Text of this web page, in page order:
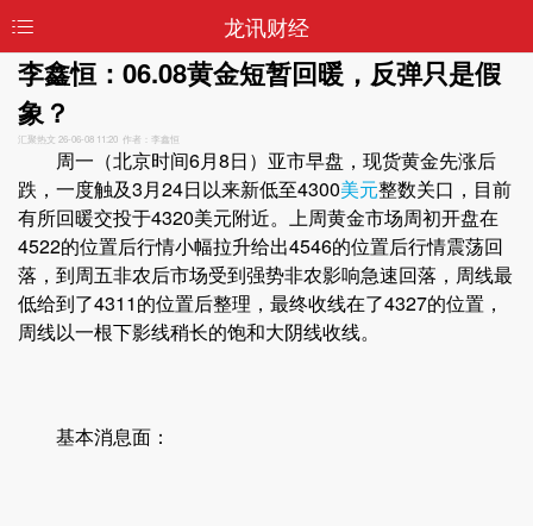
龙讯财经
李鑫恒：06.08黄金短暂回暖，反弹只是假
象？
汇聚热文 26-06-08 11:20 作者：李鑫恒
周一（北京时间6月8日）亚市早盘，现货黄金先涨后
跌，一度触及3月24日以来新低至4300美元整数关口，目前
有所回暖交投于4320美元附近。上周黄金市场周初开盘在
4522的位置后行情小幅拉升给出4546的位置后行情震荡回
落，到周五非农后市场受到强势非农影响急速回落，周线最
低给到了4311的位置后整理，最终收线在了4327的位置，
周线以一根下影线稍长的饱和大阴线收线。
基本消息面：